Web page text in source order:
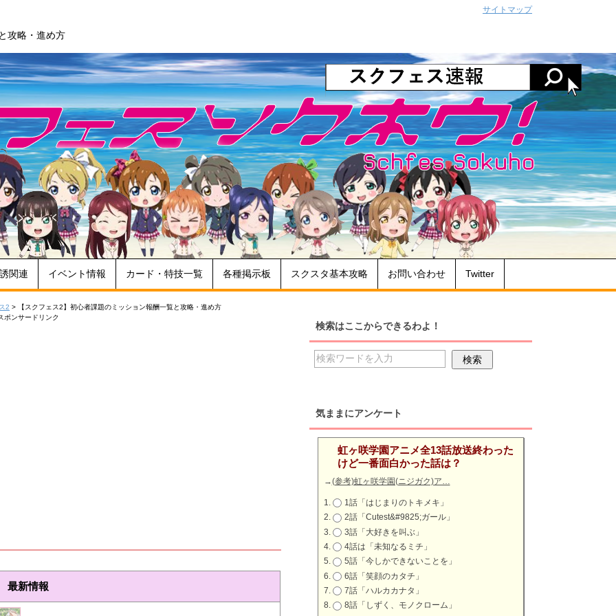
攻略・進め方
関連 イベント情報 カード・特技一覧 各種掲示板 スクスタ基本攻略 お問い合わせ Twitter
2 >
【スクフェス2】初心者課題のミッション報酬一覧と攻略・進め方
ポンサードリンク
最新情報
検索はここからできるわよ！
気ままにアンケート
虹ヶ咲学園アニメ全13話放送終わった
けど一番面白かった話は？
→(参考)虹ヶ咲学園(ニジガク)ア…
1話「はじまりのトキメキ」
2話「Cutest&#9825;ガール」
3話「大好きを叫ぶ」
4話は「未知なるミチ」
5話「今しかできないことを」
6話「笑顔のカタチ」
7話「ハルカカナタ」
8話「しずく、モノクローム」
サイトマップ